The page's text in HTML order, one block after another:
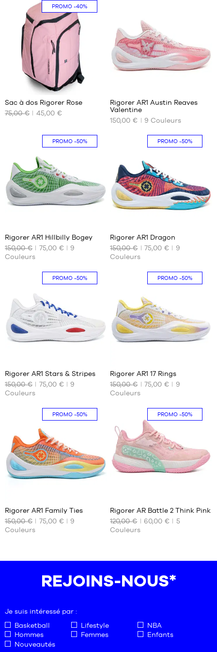
PROMO-40%
NOS
unique
5
Sac à dos Rigorer Rose
75,00 €
45,00 €
NOS
TAILLES
45
47
48
49
Rigorer AR1 Austin Reaves
Valentine
150,00 €
9 Couleurs
PROMO-50%
NOS
TAILLES
49
Rigorer AR1 Hillbilly Bogey
150,00 €
75,00 €
9
Couleurs
PROMO-50%
NOS
TAILLES
Rigorer AR1 Dragon
150,00 €
75,00 €
9
Couleurs
PROMO-50%
NOS
TAILLES
Rigorer AR1 Stars & Stripes
150,00 €
75,00 €
9
Couleurs
PROMO-50%
NOS
TAILLES
47
48
49
Rigorer AR1 17 Rings
150,00 €
75,00 €
9
Couleurs
PROMO-50%
NOS
TAILLES
Rigorer AR1 Family Ties
150,00 €
75,00 €
9
Couleurs
PROMO-50%
NOS
TAILLES
Rigorer AR Battle 2 Think Pink
120,00 €
60,00 €
5
Couleurs
REJOINS-NOUS*
Je suis intéressé par :
Basketball
Lifestyle
NBA
Hommes
Femmes
Enfants
Nouveautés